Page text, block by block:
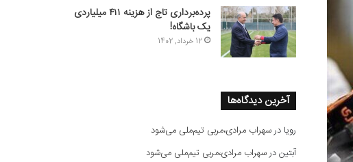
پرده‌برداری تاج از هزینه ۴۱۱ میلیاردی
یک باشگاه!
12 خرداد, 1402
آخرین دیدگاه‌ها
رویا درسهراب مرادی،مربی تیم‌ملی می‌شود
آبتیندرسهراب مرادی،مربی تیم‌ملی می‌شود